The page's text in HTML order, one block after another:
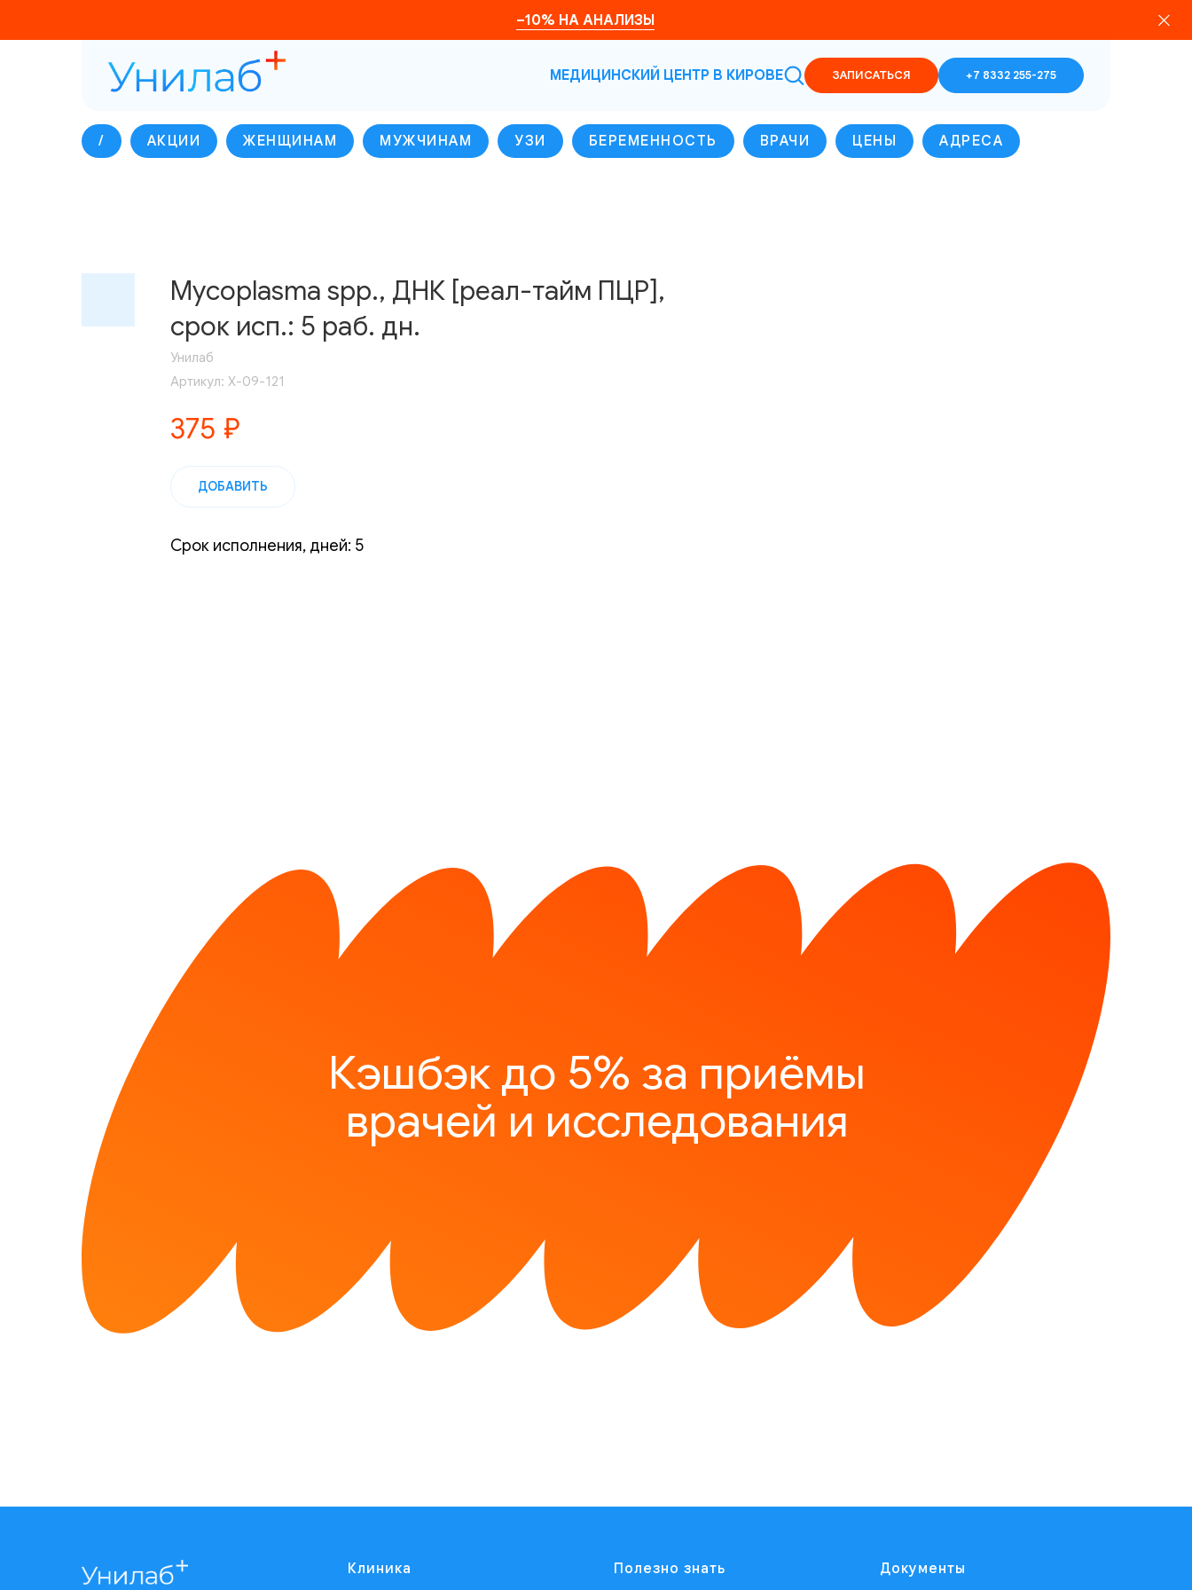
–10% НА АНАЛИЗЫ
МЕДИЦИНСКИЙ ЦЕНТР В КИРОВЕ ЗАПИСАТЬСЯ +7 8332 255-275
/ АКЦИИ ЖЕНЩИНАМ МУЖЧИНАМ УЗИ БЕРЕМЕННОСТЬ ВРАЧИ ЦЕНЫ АДРЕСА
Mycoplasma spp., ДНК [реал-тайм ПЦР],
срок исп.: 5 раб. дн.
Унилаб
Артикул: Х-09-121
375 ₽
ДОБАВИТЬ
Срок исполнения, дней: 5
Кэшбэк до 5% за приёмы
врачей и исследования
Клиника Полезно знать Документы